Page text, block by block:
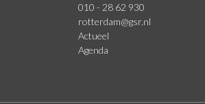
010 - 28 62 930
rotterdam@gsr.nl
Actueel
Agenda